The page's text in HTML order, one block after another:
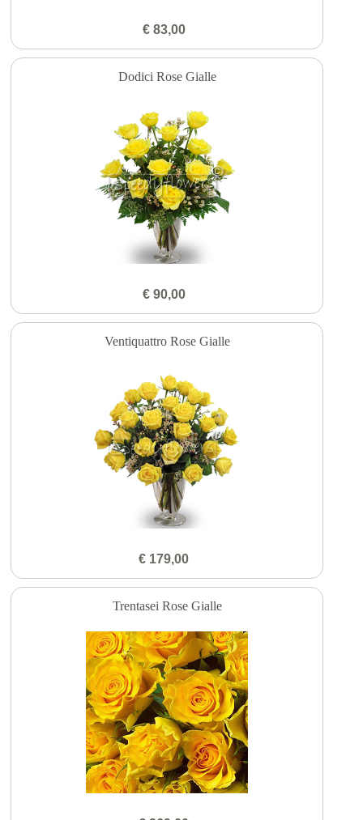
€ 83,00
Dodici Rose Gialle
€ 90,00
Ventiquattro Rose Gialle
€ 179,00
Trentasei Rose Gialle